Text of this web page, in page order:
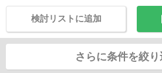
検討リストに追加
さらに条件を絞